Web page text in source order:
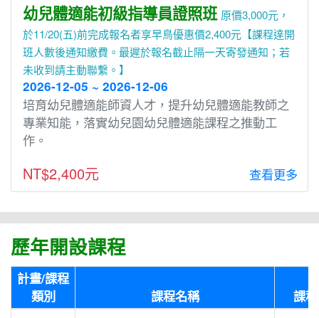
幼兒體適能初級指導員證照班 原價3,000元，
於11/20(五)前完成報名者享早鳥優惠價2,400元【課程達開
班人數後通知繳費。最遲於報名截止隔一天寄發通知；若
未收到請主動聯繫。】
2026-12-05 ~ 2026-12-06
培育幼兒體適能師資人才，提升幼兒體適能教師之
專業知能，落實幼兒園幼兒體適能課程之推動工
作。
NT$2,400元 查看更多
歷年開設課程
計畫/課程
類別
課程名稱
課